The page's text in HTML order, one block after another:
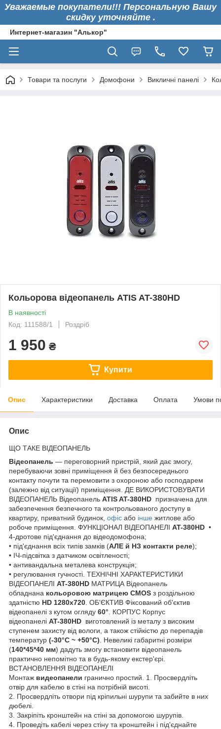
Уважаемые покупатели!!! Персональную Вашу
скидку уточняйте .
Интернет-магазин "Алькор"
Товари та послуги Домофони Викличні панелі
Кольорова відеопанель ATIS AT-380HD
В наявності
Код: 111588/1
Роздріб
1 950 ₴
Купити
Опис Характеристики Доставка Оплата Умови
Опис
ЩО ТАКЕ ВІДЕОПАНЕЛЬ
Відеопанель — переговорний пристрій, який дає змогу,
перебуваючи зовні приміщення й без безпосереднього
контакту почути та перемовити з охороною або господарем
(залежно від ситуації) приміщення. ДЕ ВИКОРИСТОВУВАТИ
ВІДЕОПАНЕЛЬ Відеопанель ATIS AT-380HD призначена для
забезпечення безпечного та контрольованого доступу в
квартиру, приватний будинок, офіс або інше житлове або
робоче приміщення. ФУНКЦІОНАЛ ВІДЕОПАНЕЛІ AT-380HD •
4-дротове під'єднання до відеодомофона;
• під'єднання всіх типів замків (АЛЕ й НЗ контакти реле);
• ІЧ-підсвітка з датчиком освітленості;
• антивандальна металева конструкція;
• регулювання гучності. ТЕХНІЧНІ ХАРАКТЕРИСТИКИ
ВІДЕОПАНЕЛІ AT-380HD МАТРИЦА Відеопанель
обладнана кольоровою матрицею CMOS з роздільною
здатністю HD 1280x720 . ОБ'ЄКТИВ Фіксований об'єктив
відеопанелі з кутом огляду 60° . КОРПУС Корпус
відеопанелі AT-380HD виготовлений із металу з високим
ступенем захисту від вологи, а також стійкістю до перепадів
температур (-30°C ~ +50°C) . Невеликі габаритні розміри
(140*45*40 мм) дадуть змогу встановити відеопанель
практично непомітно та в будь-якому екстер'єрі.
ВСТАНОВЛЕННЯ ВІДЕОПАНЕЛІ
Монтаж видеопанели гранично простий. 1. Просвердліть
отвір для кабелю в стіні на потрібній висоті.
2. Просвердліть отвори під кріпильні шурупи та забийте в них
дюбелі.
3. Закріпіть кронштейн на стіні за допомогою шурупів.
4. Проведіть кабелі через стіну та кронштейн і під'єднайте